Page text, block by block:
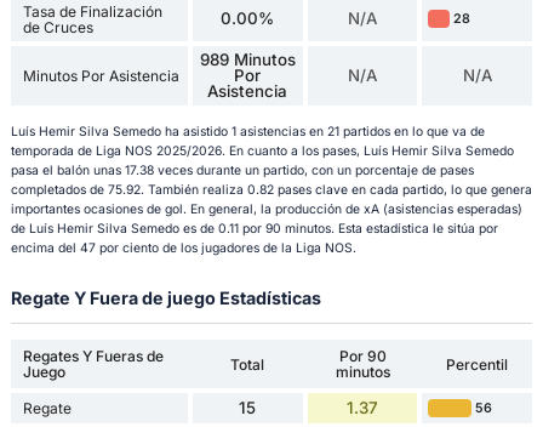
Tasa de Finalización
de Cruces
0.00% N/A 28
Minutos Por Asistencia
989 Minutos
Por
Asistencia
N/A N/A
Luís Hemir Silva Semedo ha asistido 1 asistencias en 21 partidos en lo que va de
temporada de Liga NOS 2025/2026. En cuanto a los pases, Luís Hemir Silva Semedo
pasa el balón unas 17.38 veces durante un partido, con un porcentaje de pases
completados de 75.92. También realiza 0.82 pases clave en cada partido, lo que genera
importantes ocasiones de gol. En general, la producción de xA (asistencias esperadas)
de Luís Hemir Silva Semedo es de 0.11 por 90 minutos. Esta estadística le sitúa por
encima del 47 por ciento de los jugadores de la Liga NOS.
Regate Y Fuera de juego Estadísticas
Regates Y Fueras de
Juego
Total
Por 90
minutos
Percentil
Regate 15 1.37 56